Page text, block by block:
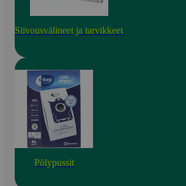
Siivousvälineet ja tarvikkeet
Pölypussit